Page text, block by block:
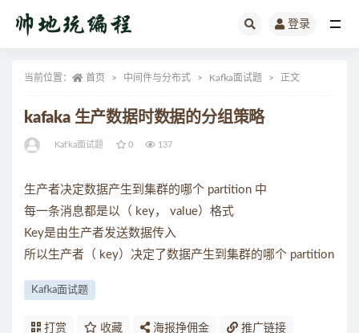
登录
当前位置： 首页 中间件与分布式 Kafka面试题 正文
kafaka 生产数据时数据的分组策略
Kafka面试题 0 137
生产者决定数据产生到集群的哪个 partition 中
每一条消息都是以（ key， value）格式
Key是由生产者发送数据传入
所以生产者（ key）决定了数据产生到集群的哪个 partition
Kafka面试题
打赏 收藏 海报挣佣金 推广链接